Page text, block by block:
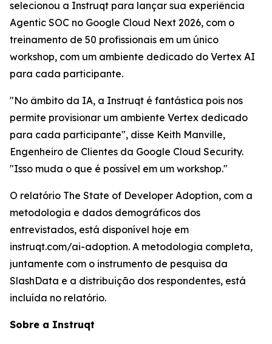
selecionou a Instruqt para lançar sua experiência
Agentic SOC no Google Cloud Next 2026, com o
treinamento de 50 profissionais em um único
workshop, com um ambiente dedicado do Vertex AI
para cada participante.
"No âmbito da IA, a Instruqt é fantástica pois nos
permite provisionar um ambiente Vertex dedicado
para cada participante", disse Keith Manville,
Engenheiro de Clientes da Google Cloud Security.
"Isso muda o que é possível em um workshop."
O relatório The State of Developer Adoption, com a
metodologia e dados demográficos dos
entrevistados, está disponível hoje em
instruqt.com/ai-adoption. A metodologia completa,
juntamente com o instrumento de pesquisa da
SlashData e a distribuição dos respondentes, está
incluída no relatório.
Sobre a Instruqt